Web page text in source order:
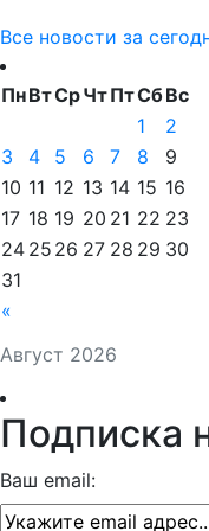
Все новости за
Август 2026
ПнВтСрЧтПтСбВс
«
1
2
3
4 5 6 7 8
9
10 11 12 13 14 15 16
17 18 19 20 21 22 23
24 25 26 27 28 29 30
31
Подписка
Ваш email: